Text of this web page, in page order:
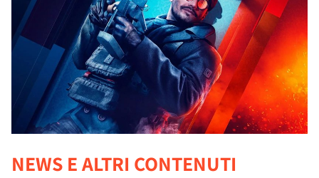
NEWS E ALTRI CONTENUTI